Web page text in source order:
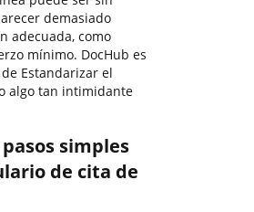
demasiado
adecuada, como
mínimo. DocHub es
Estandarizar el
algo tan intimidante
simples
de cita de